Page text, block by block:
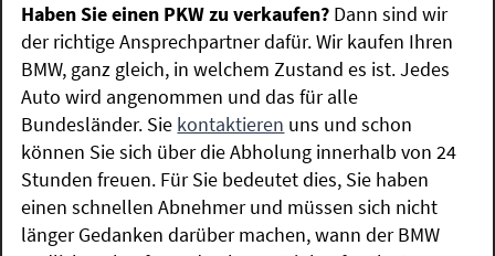
Haben Sie einen PKW zu verkaufen? Dann sind wir
der richtige Ansprechpartner dafür. Wir kaufen Ihren
BMW, ganz gleich, in welchem Zustand es ist. Jedes
Auto wird angenommen und das für alle
Bundesländer. Sie kontaktieren uns und schon
können Sie sich über die Abholung innerhalb von 24
Stunden freuen. Für Sie bedeutet dies, Sie haben
einen schnellen Abnehmer und müssen sich nicht
länger Gedanken darüber machen, wann der BMW